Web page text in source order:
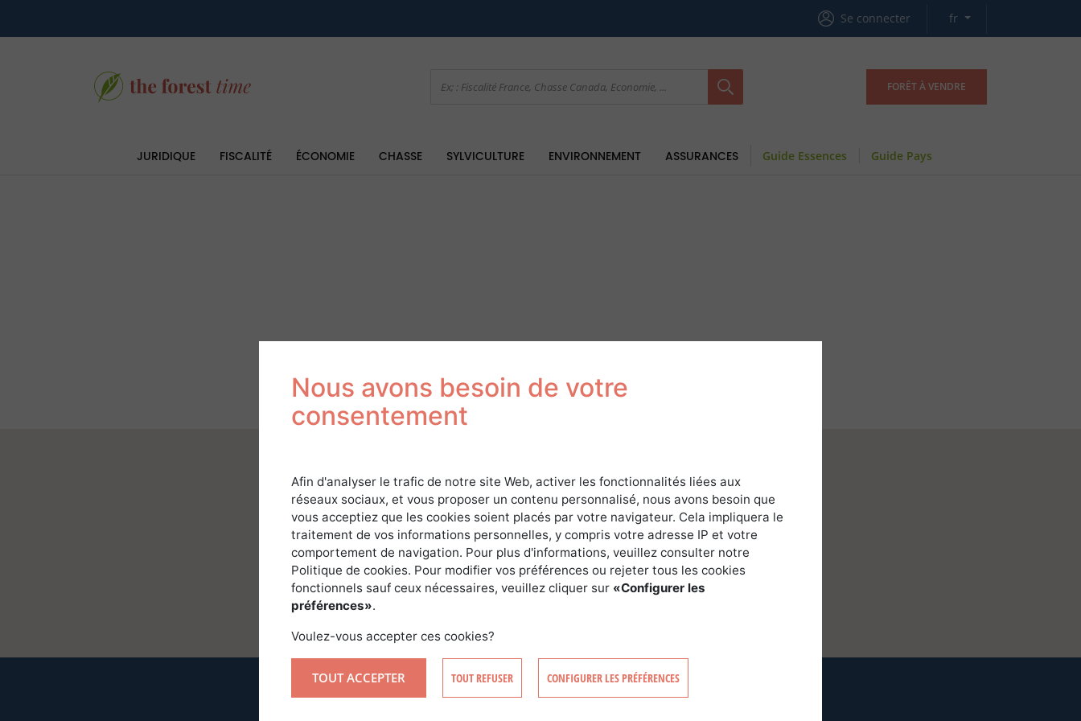
Se connecter fr
FORÊT À VENDRE
JURIDIQUE FISCALITÉ ÉCONOMIE CHASSE SYLVICULTURE ENVIRONNEMENT ASSURANCES Guide Essences Guide Pays
Connexion
SE CONNECTER
Nous avons besoin de votre
consentement
Afin d'analyser le trafic de notre site Web, activer les fonctionnalités liées aux
réseaux sociaux, et vous proposer un contenu personnalisé, nous avons besoin que
vous acceptiez que les cookies soient placés par votre navigateur. Cela impliquera le
traitement de vos informations personnelles, y compris votre adresse IP et votre
comportement de navigation. Pour plus d'informations, veuillez consulter notre
Politique de cookies. Pour modifier vos préférences ou rejeter tous les cookies
fonctionnels sauf ceux nécessaires, veuillez cliquer sur «Configurer les
préférences».
Voulez-vous accepter ces cookies?
TOUT ACCEPTER TOUT REFUSER CONFIGURER LES PRÉFÉRENCES